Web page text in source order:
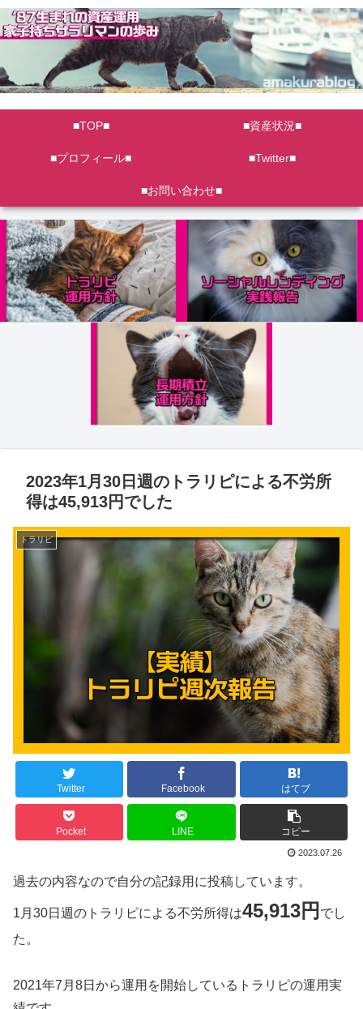
■TOP■ ■資産状況■
■プロフィール■ ■Twitter■
■お問い合わせ■
2023年1月30日週のトラリピによる不労所
得は45,913円でした
トラリピ
Twitter Facebook はてブ
Pocket LINE コピー
2023.07.26
過去の内容なので自分の記録用に投稿しています。
1月30日週のトラリピによる不労所得は45,913円 でし
た。
2021年7月8日から運用を開始しているトラリピの運用実